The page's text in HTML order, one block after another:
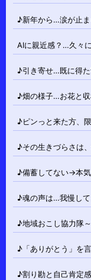
♪新年から…涙が止
AIに親近感？…久々
♪引き寄せ…既に得
♪畑の様子…お花と
♪ピンっと来た方、
♪その生きづらさは
♪備蓄してない→本
♪魂の声は…我慢し
♪地域おこし協力隊
♪「ありがとう」を
♪割り勘と自己肯定